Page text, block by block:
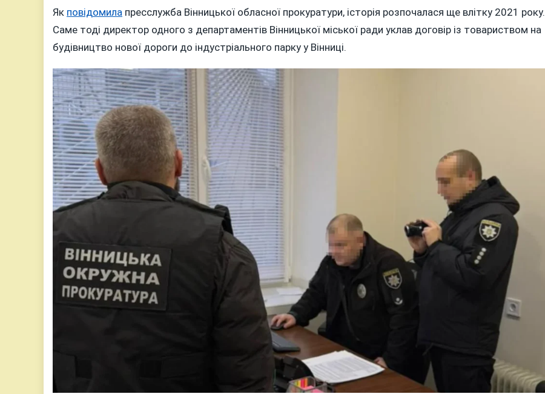
Як повідомила пресслужба Вінницької обласної прокуратури, історія розпочалася ще влітку 2021 року.
Саме тоді директор одного з департаментів Вінницької міської ради уклав договір із товариством на
будівництво нової дороги до індустріального парку у Вінниці.